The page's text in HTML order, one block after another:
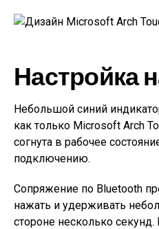
Настройка
Небольшой синий
как только Microsoft Arch
согнута в рабочее
подключению.
Сопряжение по Bluetooth
нажать и удерживать
стороне несколько